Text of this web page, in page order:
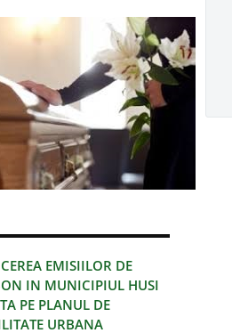
EMISIILOR DE
IN MUNICIPIUL HUSI
PE PLANUL DE
URBANA